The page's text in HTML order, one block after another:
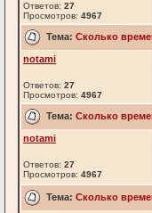
Ответов: 27
Просмотров: 4967
Тема: Сколько
notami
Ответов: 27
Просмотров: 4967
Тема: Сколько
notami
Ответов: 27
Просмотров: 4967
Тема: Сколько